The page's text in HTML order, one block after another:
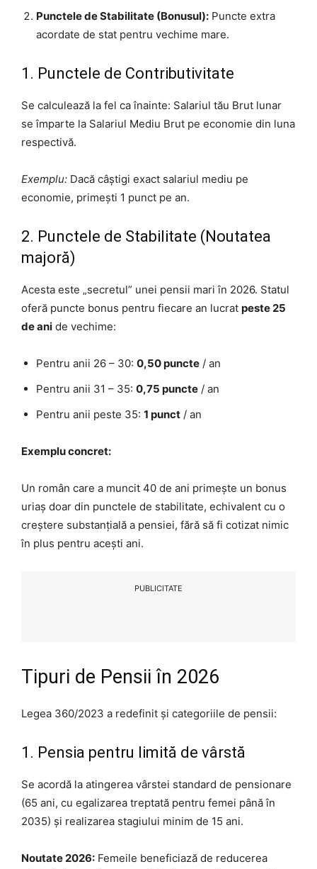
Punctele de Stabilitate (Bonusul): Puncte extra
acordate de stat pentru vechime mare.
1. Punctele de Contributivitate
Se calculează la fel ca înainte: Salariul tău Brut lunar
se împarte la Salariul Mediu Brut pe economie din luna
respectivă.
Exemplu: Dacă câștigi exact salariul mediu pe
economie, primești 1 punct pe an.
2. Punctele de Stabilitate (Noutatea
majoră)
Acesta este „secretul” unei pensii mari în 2026. Statul
oferă puncte bonus pentru fiecare an lucrat peste 25
de ani de vechime:
Pentru anii 26 – 30: 0,50 puncte / an
Pentru anii 31 – 35: 0,75 puncte / an
Pentru anii peste 35: 1 punct / an
Exemplu concret:
Un român care a muncit 40 de ani primește un bonus
uriaș doar din punctele de stabilitate, echivalent cu o
creștere substanțială a pensiei, fără să fi cotizat nimic
în plus pentru acești ani.
PUBLICITATE
Tipuri de Pensii în 2026
Legea 360/2023 a redefinit și categoriile de pensii:
1. Pensia pentru limită de vârstă
Se acordă la atingerea vârstei standard de pensionare
(65 ani, cu egalizarea treptată pentru femei până în
2035) și realizarea stagiului minim de 15 ani.
Noutate 2026: Femeile beneficiază de reducerea